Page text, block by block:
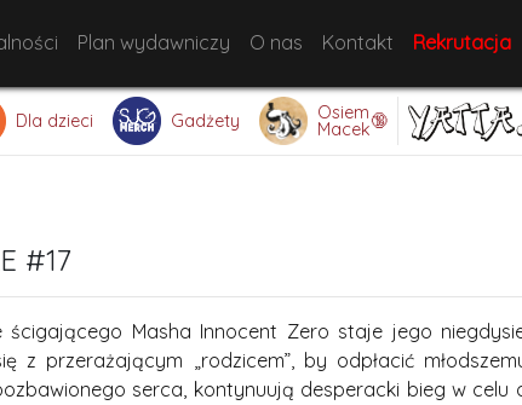
Plan wydawniczy O nas Kontakt Rekrutacja
Dla dzieci Gadżety Osiem
Macek🔞
#17
ścigającego Masha Innocent Zero staje jego
z przerażającym „rodzicem”, by odpłacić
serca, kontynuują desperacki bieg w